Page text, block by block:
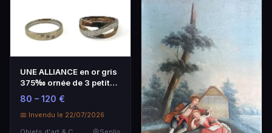
UNE ALLIANCE en or gris
375‰ ornée de 3 petites
pierres blan…
80 – 120 €
📅 Invendu le 22/07/2026